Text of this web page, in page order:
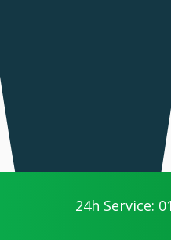
24h Service: